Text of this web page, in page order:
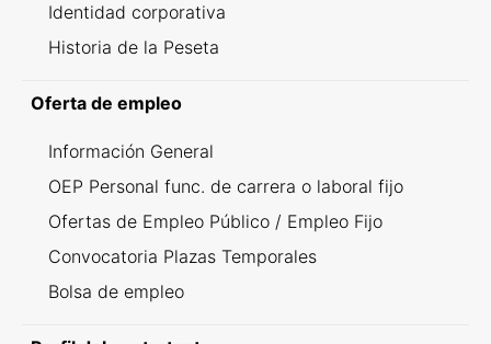
Identidad corporativa
Historia de la Peseta
Oferta de empleo
Información General
OEP Personal func. de carrera o laboral fijo
Ofertas de Empleo Público / Empleo Fijo
Convocatoria Plazas Temporales
Bolsa de empleo